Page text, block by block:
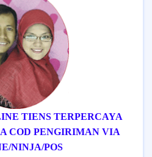
TIENS TERPERCAYA
COD PENGIRIMAN VIA
NINJA/POS